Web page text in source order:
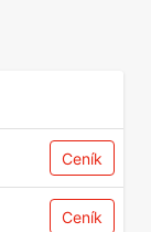
Ceník
Ceník